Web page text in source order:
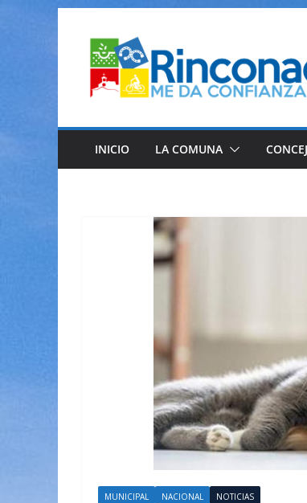
contenido
INICIO LA COMUNA
MUNICIPAL NACIONAL NOTICIAS